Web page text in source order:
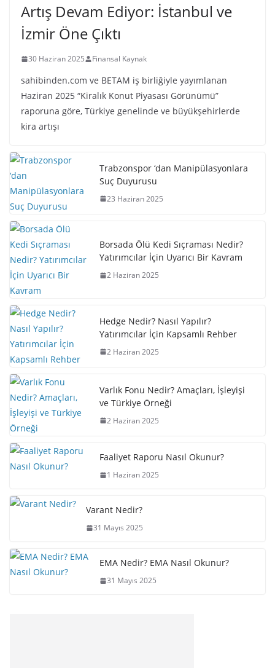
Artış Devam Ediyor: İstanbul ve
İzmir Öne Çıktı
30 Haziran 2025 Finansal Kaynak
sahibinden.com ve BETAM iş birliğiyle yayımlanan
Haziran 2025 “Kiralık Konut Piyasası Görünümü”
raporuna göre, Türkiye genelinde ve büyükşehirlerde
kira artışı
Trabzonspor ‘dan Manipülasyonlara
Suç Duyurusu
23 Haziran 2025
Borsada Ölü Kedi Sıçraması Nedir?
Yatırımcılar İçin Uyarıcı Bir Kavram
2 Haziran 2025
Hedge Nedir? Nasıl Yapılır?
Yatırımcılar İçin Kapsamlı Rehber
2 Haziran 2025
Varlık Fonu Nedir? Amaçları, İşleyişi
ve Türkiye Örneği
2 Haziran 2025
Faaliyet Raporu Nasıl Okunur?
1 Haziran 2025
Varant Nedir?
31 Mayıs 2025
EMA Nedir? EMA Nasıl Okunur?
31 Mayıs 2025